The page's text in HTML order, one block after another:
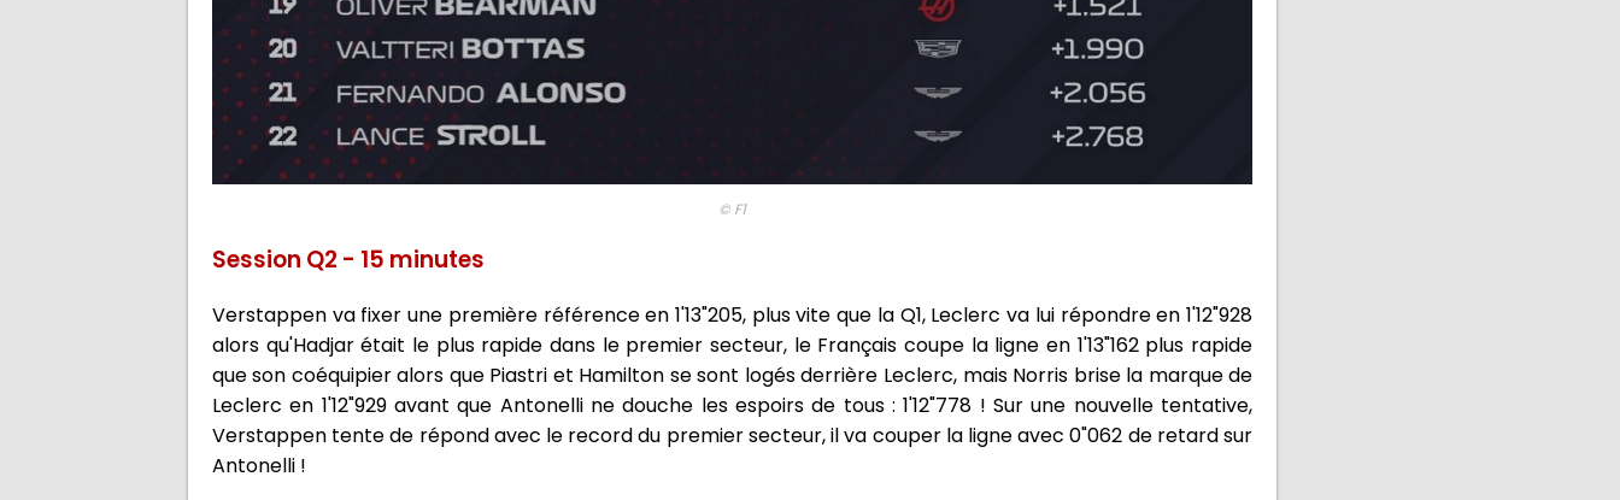
© F1
Session Q2 - 15 minutes
Verstappen va fixer une première référence en 1'13"205, plus vite que la Q1, Leclerc va lui répondre en 1'12"928
alors qu'Hadjar était le plus rapide dans le premier secteur, le Français coupe la ligne en 1'13"162 plus rapide
que son coéquipier alors que Piastri et Hamilton se sont logés derrière Leclerc, mais Norris brise la marque de
Leclerc en 1'12"929 avant que Antonelli ne douche les espoirs de tous : 1'12"778 ! Sur une nouvelle tentative,
Verstappen tente de répond avec le record du premier secteur, il va couper la ligne avec 0"062 de retard sur
Antonelli !